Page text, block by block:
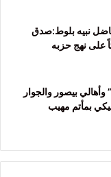
نبيه بلوط:صدق
على نهج حزبه
بيصور والجوار
بمأتم مهيب